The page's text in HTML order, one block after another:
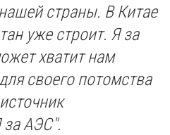
страны. В Китае
уже строит. Я за
хватит нам
своего потомства
за АЭС".